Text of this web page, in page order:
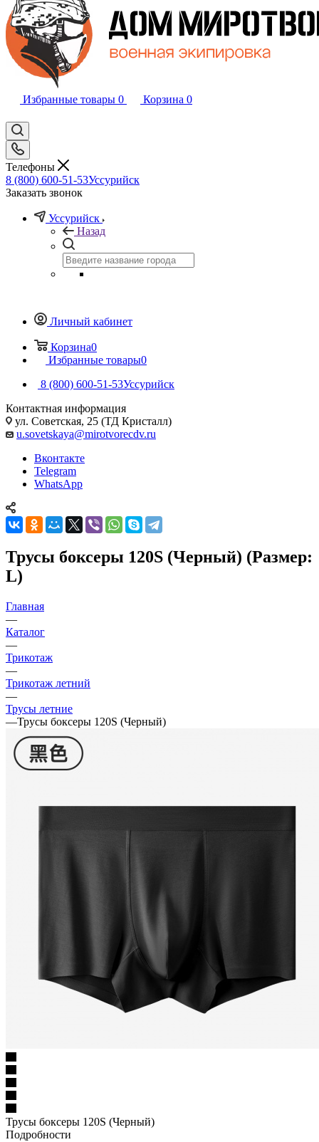
Избранные товары 0 Корзина 0
Телефоны
8 (800) 600-51-53Уссурийск
Заказать звонок
Уссурийск
Назад
Личный кабинет
Корзина0
Избранные товары0
8 (800) 600-51-53Уссурийск
Контактная информация
ул. Советская, 25 (ТД Кристалл)
u.sovetskaya@mirotvorecdv.ru
Вконтакте
Telegram
WhatsApp
Трусы боксеры 120S (Черный) (Размер:
L)
Главная
—
Каталог
—
Трикотаж
—
Трикотаж летний
—
Трусы летние
—Трусы боксеры 120S (Черный)
Трусы боксеры 120S (Черный)
Подробности